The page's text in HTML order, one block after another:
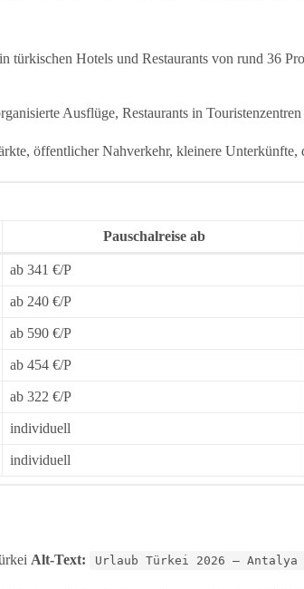
türkischen Hotels und Restaurants von rund 36
Ausflüge, Restaurants in
öffentlicher Nahverkehr, kleinere
Pauschalreise ab
ab 341 €/P
ab 240 €/P
ab 590 €/P
ab 454 €/P
ab 322 €/P
individuell
individuell
Alt-Text: Urlaub Türkei 2026 – Antalya